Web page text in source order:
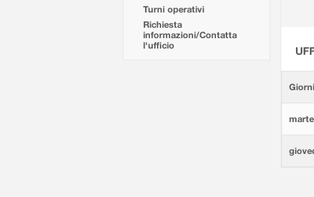
Turni operativi
Richiesta
informazioni/Contatta
l'ufficio